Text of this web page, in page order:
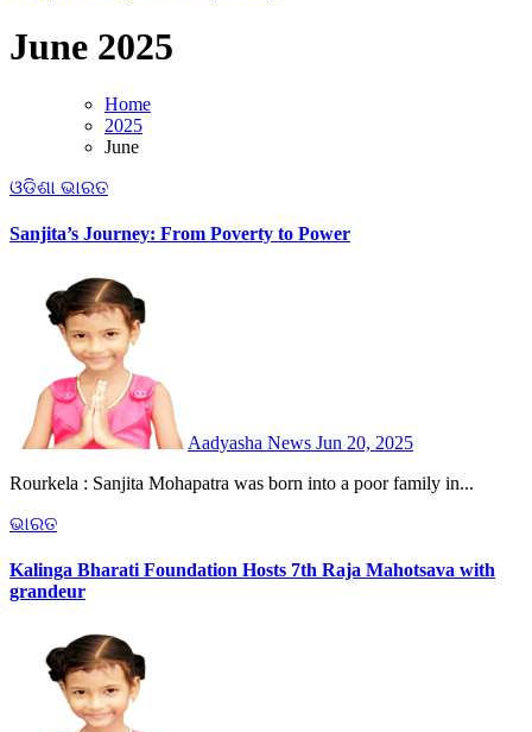
June 2025
Home
2025
June
ଓଡିଶା ଭାରତ
Sanjita’s Journey: From Poverty to Power
Aadyasha News Jun 20, 2025
Rourkela : Sanjita Mohapatra was born into a poor family in...
ଭାରତ
Kalinga Bharati Foundation Hosts 7th Raja Mahotsava with
grandeur